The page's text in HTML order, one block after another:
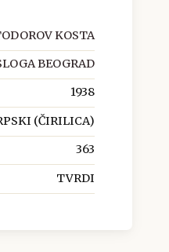
KOSTA
BEOGRAD
1938
(ČIRILICA)
363
TVRDI